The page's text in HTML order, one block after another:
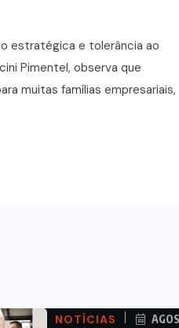
estratégica e tolerância ao
Pimentel, observa que
muitas famílias empresariais,
NOTÍCIAS